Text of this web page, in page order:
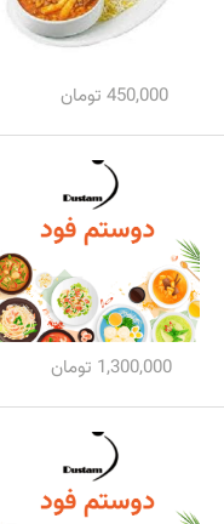
450,000 تومان
1,300,000 تومان